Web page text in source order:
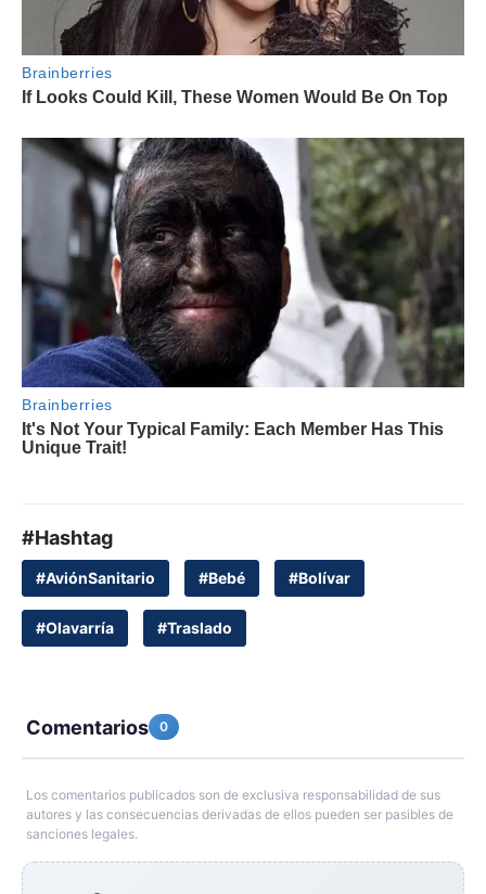
#Hashtag
#AviónSanitario #Bebé #Bolívar
#Olavarría #Traslado
Comentarios 0
Los comentarios publicados son de exclusiva responsabilidad de sus
autores y las consecuencias derivadas de ellos pueden ser pasibles de
sanciones legales.